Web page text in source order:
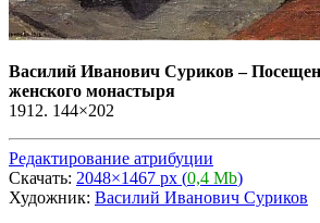
Василий Иванович Суриков–
женского монастыря
1912. 144×202
Редактирование атрибуции
Скачать: 2048×1467 px (0,4 Mb)
Художник: Василий Иванович Суриков